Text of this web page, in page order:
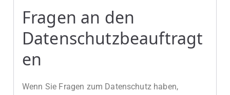
Fragen an den
Datenschutzbeauftragt
en
Wenn Sie Fragen zum Datenschutz haben,